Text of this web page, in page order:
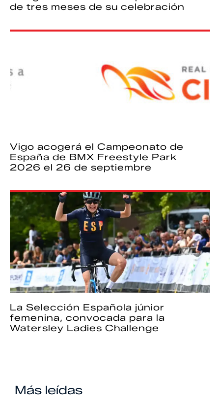
de tres meses de su celebración
Vigo acogerá el Campeonato de
España de BMX Freestyle Park
2026 el 26 de septiembre
La Selección Española júnior
femenina, convocada para la
Watersley Ladies Challenge
Más leídas